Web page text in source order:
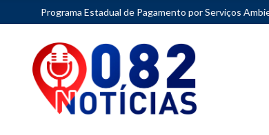
Estadual de Pagamento por Serviços Ambientais (PSA)